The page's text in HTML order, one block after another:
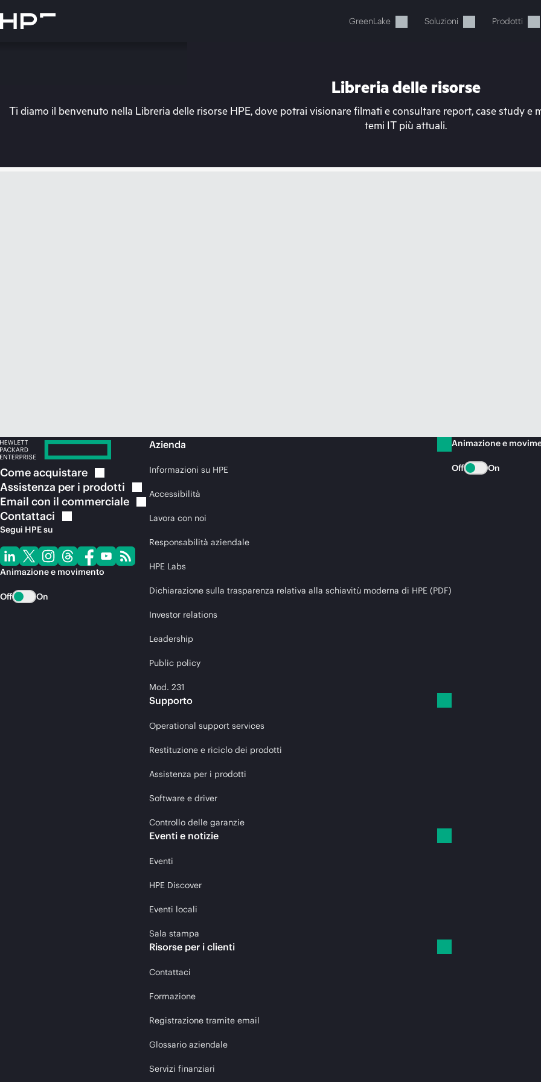
al
contenuto
GreenLake Soluzioni Prodotti
Il carrello è attualmente
Libreria delle risorse
Ti diamo il benvenuto nella Libreria delle risorse HPE, dove potrai visionare filmati e consultare report, case study
temi IT più attuali.
Comeacquistare
Assistenza per i prodotti
Email con il commerciale
Contattaci
Segui HPE su
Animazione e movimento
Off On
Azienda
Informazioni su HPE
Accessibilità
Lavora con noi
Responsabilità aziendale
HPE Labs
Dichiarazione sulla trasparenza relativa alla schiavitù moderna di HPE (PDF)
Investor relations
Leadership
Public policy
Mod. 231
Supporto
Operational support services
Restituzione e riciclo dei prodotti
Assistenza per i prodotti
Software e driver
Controllo delle garanzie
Eventi e notizie
Eventi
HPE Discover
Eventi locali
Sala stampa
Risorse per i clienti
Contattaci
Formazione
Registrazione tramite email
Glossario aziendale
Servizi finanziari
Animazione e
Off On